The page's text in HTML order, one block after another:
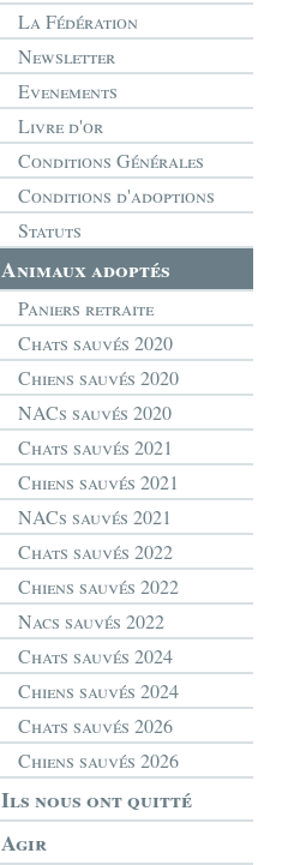
La Fédération
Newsletter
Evenements
Livre d'or
Conditions Générales
Conditions d'adoptions
Statuts
Animaux adoptés
Paniers retraite
Chats sauvés 2020
Chiens sauvés 2020
NACs sauvés 2020
Chats sauvés 2021
Chiens sauvés 2021
NACs sauvés 2021
Chats sauvés 2022
Chiens sauvés 2022
Nacs sauvés 2022
Chats sauvés 2024
Chiens sauvés 2024
Chats sauvés 2026
Chiens sauvés 2026
Ils nous ont quitté
Agir